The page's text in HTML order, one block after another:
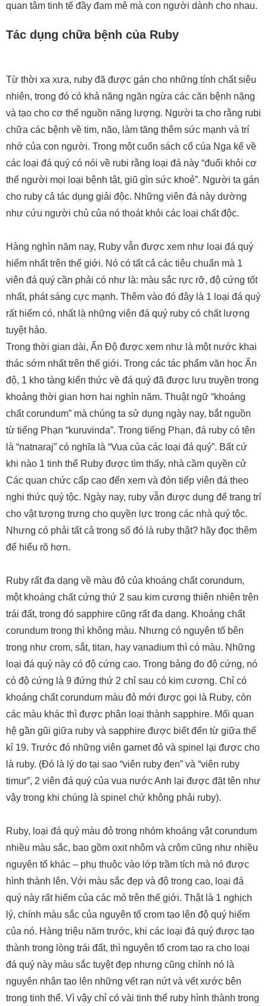
quan tâm tinh tế đầy đam mê mà con người dành cho nhau.
Tác dụng chữa bệnh của Ruby
Từ thời xa xưa, ruby đã được gán cho những tính chất siêu
nhiên, trong đó có khả năng ngăn ngừa các căn bệnh nặng
và tạo cho cơ thể nguồn năng lượng. Người ta cho rằng rubi
chữa các bệnh về tim, não, làm tăng thêm sức mạnh và trí
nhớ của con người. Trong một cuốn sách cổ cúa Nga kể về
các loại đá quý có nói về rubi rằng loại đá này “đuổi khỏi cơ
thể người mọi loại bệnh tật, giũ gìn sức khoẻ”. Người ta gán
cho ruby cả tác dụng giải độc. Những viên đá này dường
như cứu người chủ của nó thoát khỏi các loại chất độc.
Hàng nghìn năm nay, Ruby vẫn được xem như loại đá quý
hiếm nhất trên thế giới. Nó có tất cả các tiêu chuẩn mà 1
viên đá quý cần phải có như là: màu sắc rực rỡ, độ cứng tốt
nhất, phát sáng cực mạnh. Thêm vào đó đây là 1 loại đá quý
rất hiếm có, nhất là những viên đá quý ruby có chất lượng
tuyệt hảo.
Trong thời gian dài, Ấn Độ được xem như là một nước khai
thác sớm nhất trên thế giới. Trong các tác phẩm văn học Ấn
độ, 1 kho tàng kiến thức về đá quý đã được lưu truyền trong
khoảng thời gian hơn hai nghìn năm. Thuật ngữ “khoáng
chất corundum” mà chúng ta sử dụng ngày nay, bắt nguồn
từ tiếng Phạn “kuruvinda”. Trong tiếng Phạn, đá ruby có tên
là “natnaraj” có nghĩa là “Vua của các loại đá quý”. Bất cứ
khi nào 1 tinh thể Ruby được tìm thấy, nhà cầm quyền cử
Các quan chức cấp cao đến xem và đón tiếp viên đá theo
nghi thức quý tộc. Ngày nay, ruby vẫn được dung để trang trí
cho vật tượng trưng cho quyền lực trong các nhà quý tộc.
Nhưng có phải tất cả trong số đó là ruby thật? hãy đọc thêm
để hiểu rõ hơn.
Ruby rất đa dạng về màu đỏ của khoáng chất corundum,
một khoáng chất cứng thứ 2 sau kim cương thiên nhiên trên
trái đất, trong đó sapphire cũng rất đa dạng. Khoáng chất
corundum trong thì không màu. Nhưng có nguyên tố bên
trong như crom, sắt, titan, hay vanadium thì có màu. Những
loại đá quý này có độ cứng cao. Trong bảng đo độ cứng, nó
có độ cứng là 9 đứng thứ 2 chỉ sau có kim cương. Chỉ có
khoáng chất corundum màu đỏ mới được gọi là Ruby, còn
các màu khác thì được phân loại thành sapphire. Mối quan
hệ gần gũi giữa ruby và sapphire được biết đến từ giữa thế
kỉ 19. Trước đó những viên garnet đỏ và spinel lại được cho
là ruby. (Đó là lý do tại sao “viên ruby đen” và “viên ruby
timur”, 2 viên đá quý của vua nước Anh lại được đặt tên như
vậy trong khi chúng là spinel chứ không phải ruby).
Ruby, loại đá quý màu đỏ trong nhóm khoáng vật corundum
nhiều màu sắc, bao gồm oxit nhôm và crôm cũng như nhiều
nguyên tố khác – phụ thuộc vào lớp trầm tích mà nó được
hình thành lên. Với màu sắc đẹp và độ trong cao, loại đá
quý này rất hiếm của các mỏ trên thế giới. Thật là 1 nghịch
lý, chính màu sắc của nguyên tố crom tạo lên độ quý hiếm
của nó. Hàng triệu năm trước, khi các loại đá quý được tạo
thành trong lòng trái đất, thì nguyên tố crom tạo ra cho loại
đá quý này màu sắc tuyệt đẹp nhưng cũng chính nó là
nguyên nhân tạo lên những vết rạn nứt và vết xước bên
trong tinh thể. Vì vậy chỉ có vài tinh thể ruby hình thành trong